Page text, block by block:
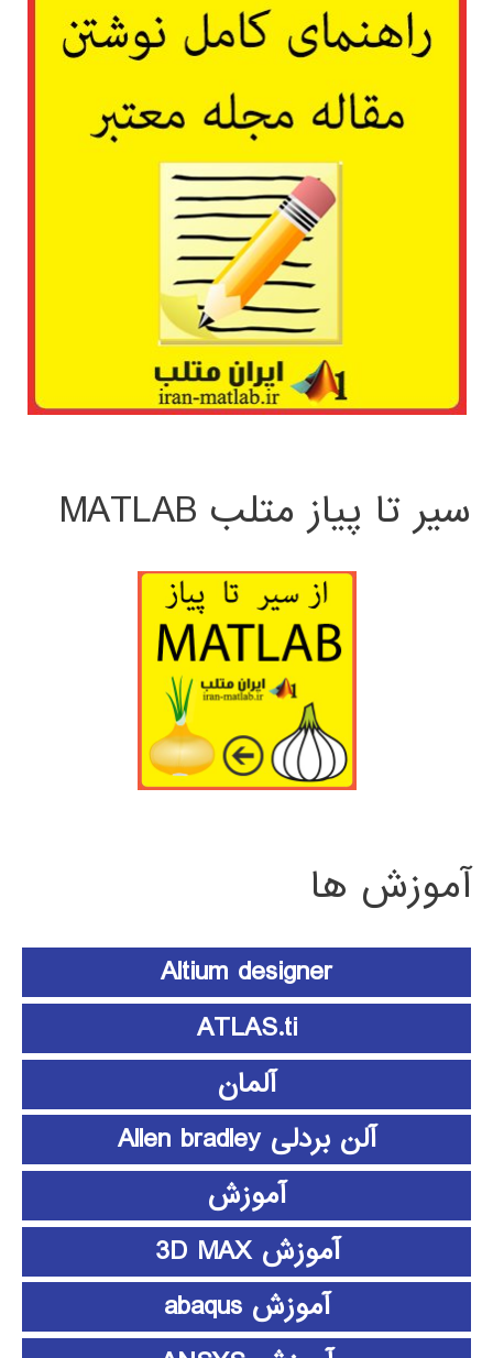
سیر تا پیاز متلب MATLAB
آموزش ها
Altium designer
ATLAS.ti
آلمان
آلن بردلی Allen bradley
آموزش
آموزش 3D MAX
آموزش abaqus